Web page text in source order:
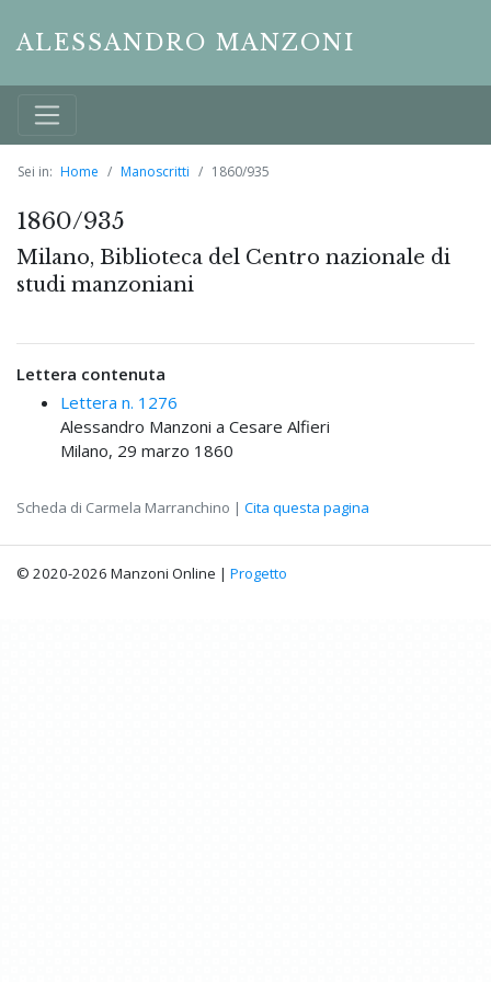
ALESSANDRO MANZONI
Sei in: Home Manoscritti 1860/935
1860/935
Milano, Biblioteca del Centro nazionale di
studi manzoniani
Lettera contenuta
Lettera n. 1276
Alessandro Manzoni a Cesare Alfieri
Milano, 29 marzo 1860
Scheda di Carmela Marranchino | Cita questa pagina
© 2020-2026 Manzoni Online | Progetto